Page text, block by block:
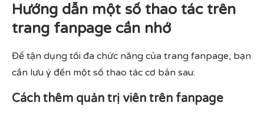
Hướng dẫn một số thao tác trên
trang fanpage cần nhớ
Để tận dụng tối đa chức năng của trang fanpage, bạn
cần lưu ý đến một số thao tác cơ bản sau:
Cách thêm quản trị viên trên fanpage